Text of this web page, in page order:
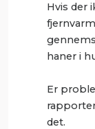
Hvis der
haner i
Er
det.